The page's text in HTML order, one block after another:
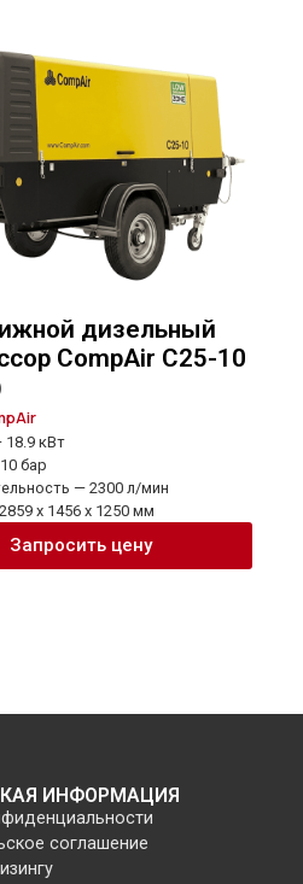
дизельный
CompAir C25-10
кВт
бар
— 2300 л/мин
x 1456 x 1250 мм
Запросить цену
ИНФОРМАЦИЯ
соглашение